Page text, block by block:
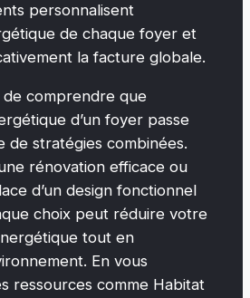
personnalisent
de chaque foyer et
la facture globale.
de comprendre que
d’un foyer passe
de stratégies combinées.
rénovation efficace ou
d’un design fonctionnel
choix peut réduire votre
tout en
En vous
ressources comme Habitat